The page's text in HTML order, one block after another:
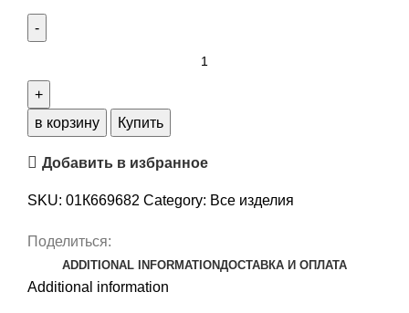
в корзину Купить
Добавить в избранное
SKU: 01К669682 Category: Все изделия
Поделиться:
ADDITIONAL INFORMATIONДОСТАВКА И ОПЛАТА
Additional information